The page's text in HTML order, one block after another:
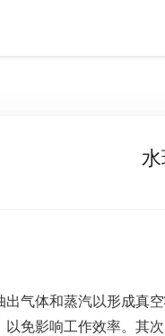
气体和蒸汽以形成真
免影响工作效率。其